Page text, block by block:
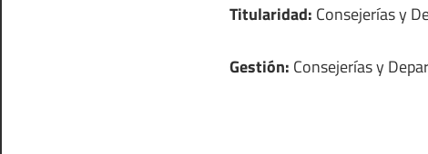
Titularidad: Consejerías y
Gestión: Consejerías y